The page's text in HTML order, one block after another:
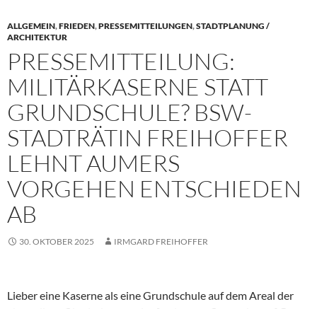
ALLGEMEIN,FRIEDEN,PRESSEMITTEILUNGEN,STADTPLANUNG /
ARCHITEKTUR
PRESSEMITTEILUNG:
MILITÄRKASERNE STATT
GRUNDSCHULE? BSW-
STADTRÄTIN FREIHOFFER
LEHNT AUMERS
VORGEHEN ENTSCHIEDEN
AB
30. OKTOBER 2025 IRMGARD FREIHOFFER
Lieber eine Kaserne als eine Grundschule auf dem Areal der